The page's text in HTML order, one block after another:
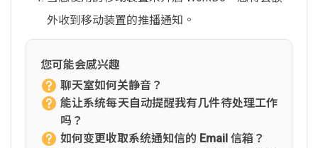
外收到移动装置的推播通知。
您可能会感兴趣
聊天室如何关静音？
能让系统每天自动提醒我有几件待处理工作
吗？
如何变更收取系统通知信的 Email 信箱？